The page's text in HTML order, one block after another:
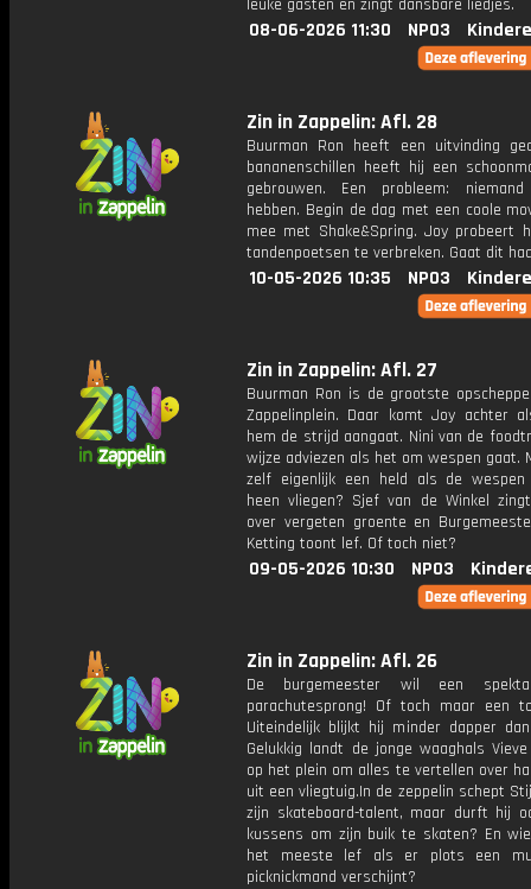
leuke gasten en zingt dansbare liedjes.
08-06-2026 11:30 NPO3
Zin in Zappelin: Afl. 28
Buurman Ron heeft een uitvinding
bananenschillen heeft hij een
gebrouwen. Een probleem:
hebben. Begin de dag met een coole
mee met Shake&Spring. Joy probeert
tandenpoetsen te verbreken. Gaat dit
10-05-2026 10:35 NPO3
Zin in Zappelin: Afl. 27
Buurman Ron is de grootste
Zappelinplein. Daar komt Joy achter
hem de strijd aangaat. Nini van de
wijze adviezen als het om wespen gaat.
zelf eigenlijk een held als de
heen vliegen? Sjef van de Winkel
over vergeten groente en
Ketting toont lef. Of toch niet?
09-05-2026 10:30 NPO3
Zin in Zappelin: Afl. 26
De burgemeester wil een
parachutesprong! Of toch maar een
Uiteindelijk blijkt hij minder dapper
Gelukkig landt de jonge waaghals
op het plein om alles te vertellen over
uit een vliegtuig.In de zeppelin schept
zijn skateboard-talent, maar durft hij
kussens om zijn buik te skaten? En
het meeste lef als er plots een
picknickmand verschijnt?